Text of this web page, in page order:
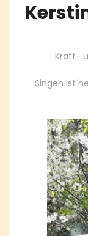
Kraft-
Singen ist